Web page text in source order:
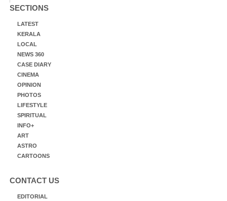
SECTIONS
LATEST
KERALA
LOCAL
NEWS 360
CASE DIARY
CINEMA
OPINION
PHOTOS
LIFESTYLE
SPIRITUAL
INFO+
ART
ASTRO
CARTOONS
CONTACT US
EDITORIAL